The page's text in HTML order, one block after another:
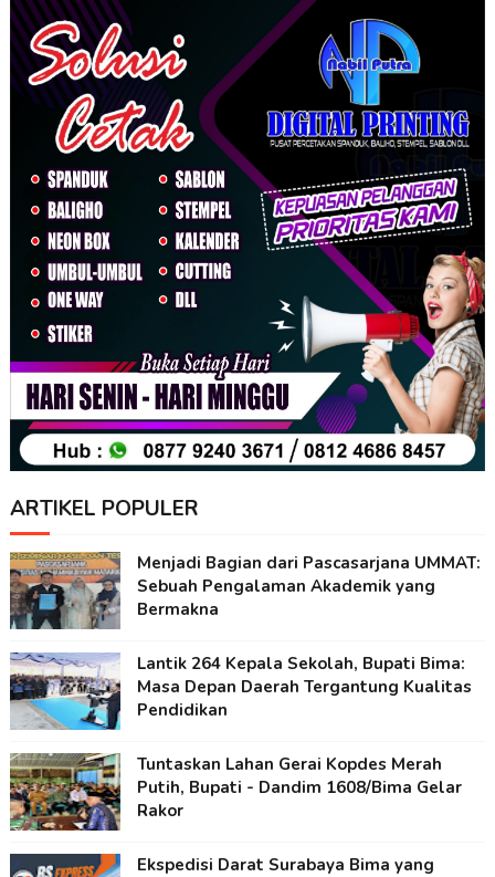
ARTIKEL POPULER
Menjadi Bagian dari Pascasarjana UMMAT:
Sebuah Pengalaman Akademik yang
Bermakna
Lantik 264 Kepala Sekolah, Bupati Bima:
Masa Depan Daerah Tergantung Kualitas
Pendidikan
Tuntaskan Lahan Gerai Kopdes Merah
Putih, Bupati - Dandim 1608/Bima Gelar
Rakor
Ekspedisi Darat Surabaya Bima yang